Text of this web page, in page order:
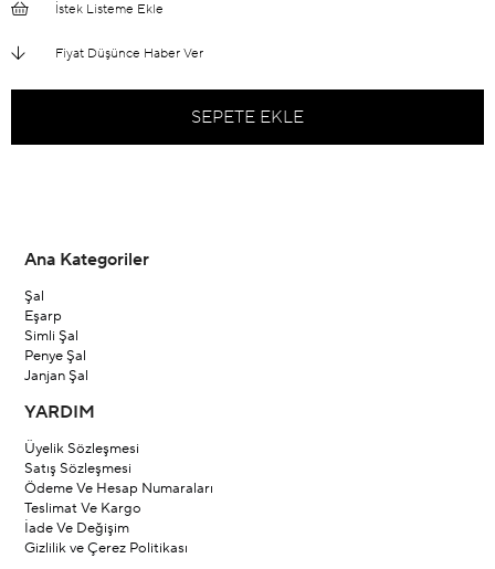
İstek Listeme Ekle
Fiyat Düşünce Haber Ver
Ana Kategoriler
Şal
Eşarp
Simli Şal
Penye Şal
Janjan Şal
YARDIM
Üyelik Sözleşmesi
Satış Sözleşmesi
Ödeme Ve Hesap Numaraları
Teslimat Ve Kargo
İade Ve Değişim
Gizlilik ve Çerez Politikası